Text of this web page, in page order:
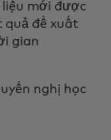
mới được
quả đề xuất
gian
nghị học